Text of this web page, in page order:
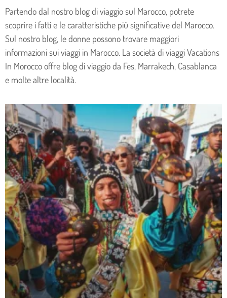
Partendo dal nostro blog di viaggio sul Marocco, potrete
scoprire i fatti e le caratteristiche più significative del Marocco.
Sul nostro blog, le donne possono trovare maggiori
informazioni sui viaggi in Marocco. La società di viaggi Vacations
In Morocco offre blog di viaggio da Fes, Marrakech, Casablanca
e molte altre località.